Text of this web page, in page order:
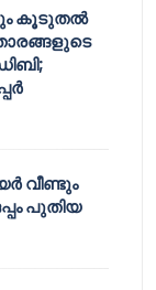
കൂടുതൽ
വീണ്ടും
പുതിയ